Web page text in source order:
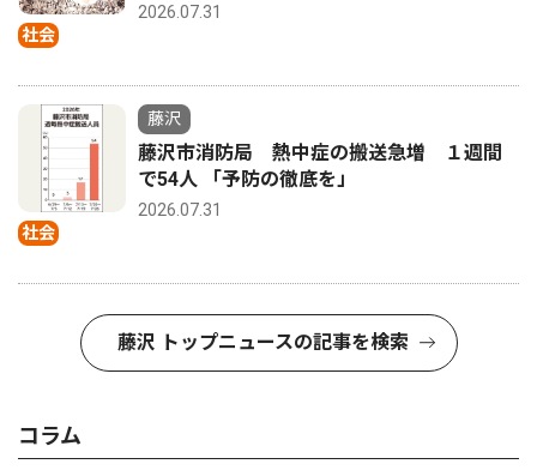
社会
2026.07.31
社会
藤沢
藤沢市消防局 熱中症の搬送急増 １週間
で54人 「予防の徹底を」
2026.07.31
藤沢 トップニュースの記事を検索
コラム